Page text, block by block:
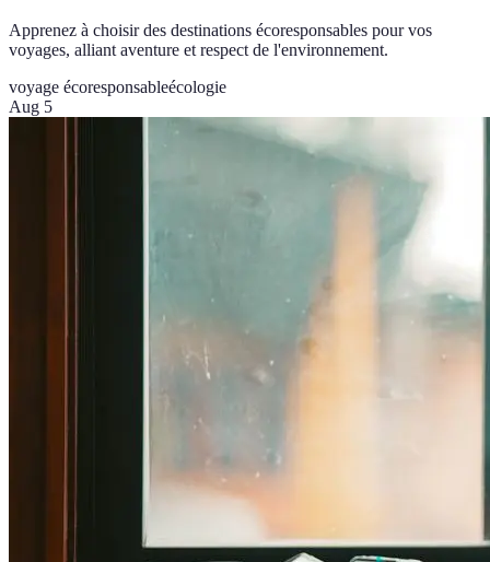
Apprenez à choisir des destinations écoresponsables pour vos
voyages, alliant aventure et respect de l'environnement.
voyage écoresponsableécologie
Aug 5